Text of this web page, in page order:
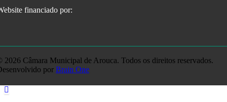
2026 Câmara Municipal de Arouca. Todos os direitos reservados.
por Brain One